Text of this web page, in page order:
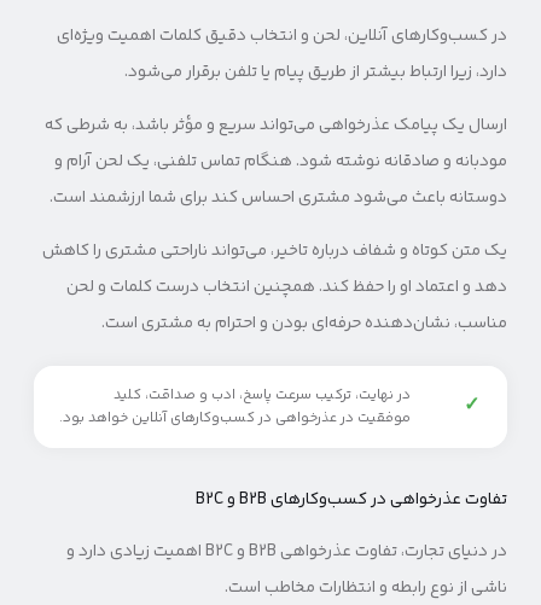
در کسب‌وکارهای آنلاین، لحن و انتخاب دقیق کلمات اهمیت ویژه‌ای
دارد، زیرا ارتباط بیشتر از طریق پیام یا تلفن برقرار می‌شود.
ارسال یک پیامک عذرخواهی می‌تواند سریع و مؤثر باشد، به شرطی که
مودبانه و صادقانه نوشته شود. هنگام تماس تلفنی، یک لحن آرام و
دوستانه باعث می‌شود مشتری احساس کند برای شما ارزشمند است.
یک متن کوتاه و شفاف درباره تاخیر، می‌تواند ناراحتی مشتری را کاهش
دهد و اعتماد او را حفظ کند. همچنین انتخاب درست کلمات و لحن
مناسب، نشان‌دهنده حرفه‌ای بودن و احترام به مشتری است.
✓
در نهایت، ترکیب سرعت پاسخ، ادب و صداقت، کلید
موفقیت در عذرخواهی در کسب‌وکارهای آنلاین خواهد بود.
تفاوت عذرخواهی در کسب‌وکارهای B2B و B2C
در دنیای تجارت، تفاوت عذرخواهی B2B و B2C اهمیت زیادی دارد و
ناشی از نوع رابطه و انتظارات مخاطب است.